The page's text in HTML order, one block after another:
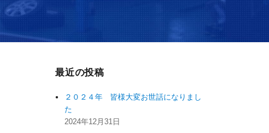
最近の投稿
２０２４年 皆様大変お世話になりまし
た
2024年12月31日